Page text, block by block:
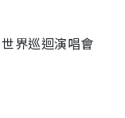
界巡迴演唱會